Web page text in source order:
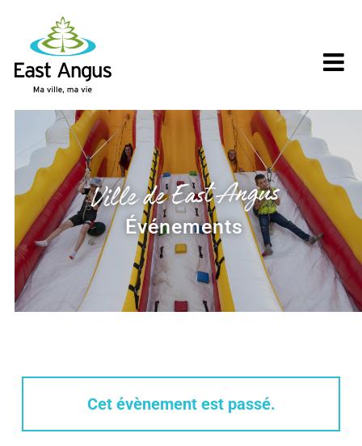
content
Ville de East Angus
Événements
Cet évènement est passé.